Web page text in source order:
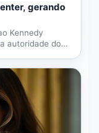
gerando
Kennedy
autoridade do